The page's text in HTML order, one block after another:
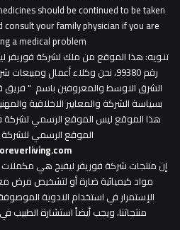
should be continued to be taken
your family physician if you are
a medical problem.
تنـويه: هذا الموقع من ملك لشركة فوريفر
رقم 99380، نحن وكلاء أعمال
الشرق الاوسط والمعروفين باسم " فريق
بسياسة الشركة والمعايير الاخلاقية
هذا الموقع ليس الموقع الرسمي لشركة
الموقع الرسمي
​إن منتجات شركة فوريفر ليفيج هي مكملات
مواد كيميائية ضارة أو لتشخيص مرض
الإستمرار في استخدام الادوية
منتجاتنا، ويجب أيضاً استشارة